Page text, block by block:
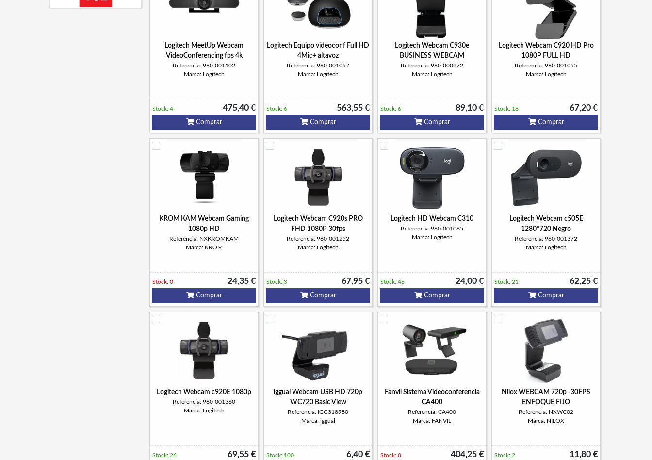
Logitech MeetUp Webcam
VideoConferencing fps 4k
Referencia: 960-001102
Marca: Logitech
475,40 €
Stock: 4
Comprar
Logitech Equipo videoconf Full HD
4Mic+ altavoz
Referencia: 960-001057
Marca: Logitech
563,55 €
Stock: 6
Comprar
Logitech Webcam C930e
BUSINESS WEBCAM
Referencia: 960-000972
Marca: Logitech
89,10 €
Stock: 6
Comprar
Logitech Webcam C920 HD Pro
1080P FULL HD
Referencia: 960-001055
Marca: Logitech
67,20 €
Stock: 18
Comprar
KROM KAM Webcam Gaming
1080p HD
Referencia: NXKROMKAM
Marca: KROM
24,35 €
Stock: 0
Comprar
Logitech Webcam C920s PRO
FHD 1080P 30fps
Referencia: 960-001252
Marca: Logitech
67,95 €
Stock: 3
Comprar
Logitech HD Webcam C310
Referencia: 960-001065
Marca: Logitech
24,00 €
Stock: 46
Comprar
Logitech Webcam c505E
1280*720 Negro
Referencia: 960-001372
Marca: Logitech
62,25 €
Stock: 21
Comprar
Logitech Webcam c920E 1080p
Referencia: 960-001360
Marca: Logitech
69,55 €
Stock: 26
iggual Webcam USB HD 720p
WC720 Basic View
Referencia: IGG318980
Marca: iggual
6,40 €
Stock: 100
Fanvil Sistema Videoconferencia
CA400
Referencia: CA400
Marca: FANVIL
404,25 €
Stock: 0
Nilox WEBCAM 720p -30FPS
ENFOQUE FIJO
Referencia: NXWC02
Marca: NILOX
11,80 €
Stock: 2